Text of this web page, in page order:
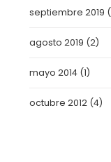
septiembre 2019
agosto 2019 (2)
mayo 2014 (1)
octubre 2012 (4)